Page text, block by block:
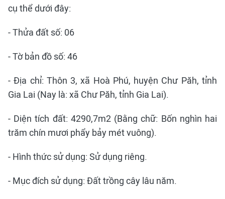
cụ thể dưới đây:
- Thửa đất số: 06
- Tờ bản đồ số: 46
- Địa chỉ: Thôn 3, xã Hoà Phú, huyện Chư Păh, tỉnh
Gia Lai (Nay là: xã Chư Păh, tỉnh Gia Lai).
- Diện tích đất: 4290,7m2 (Bằng chữ: Bốn nghìn hai
trăm chín mươi phẩy bảy mét vuông).
- Hình thức sử dụng: Sử dụng riêng.
- Mục đích sử dụng: Đất trồng cây lâu năm.